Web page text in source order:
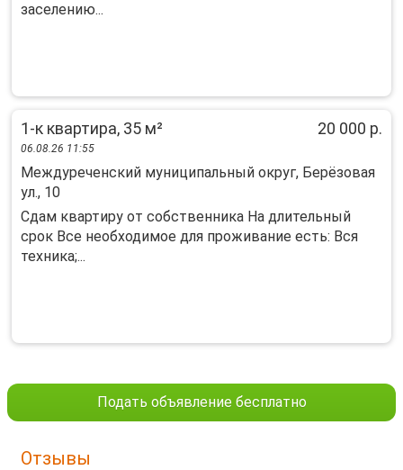
зaceлению...
1-к квартира, 35 м² 20 000 р.
06.08.26 11:55
Междуреченский муниципальный округ, Берёзовая
ул., 10
Сдам квартиру от собственника На длительный
срок Все необходимое для проживание есть: Вся
техника;...
Подать объявление бесплатно
Отзывы